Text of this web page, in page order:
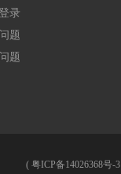
录
题
题
( 粤ICP备14026368号-3